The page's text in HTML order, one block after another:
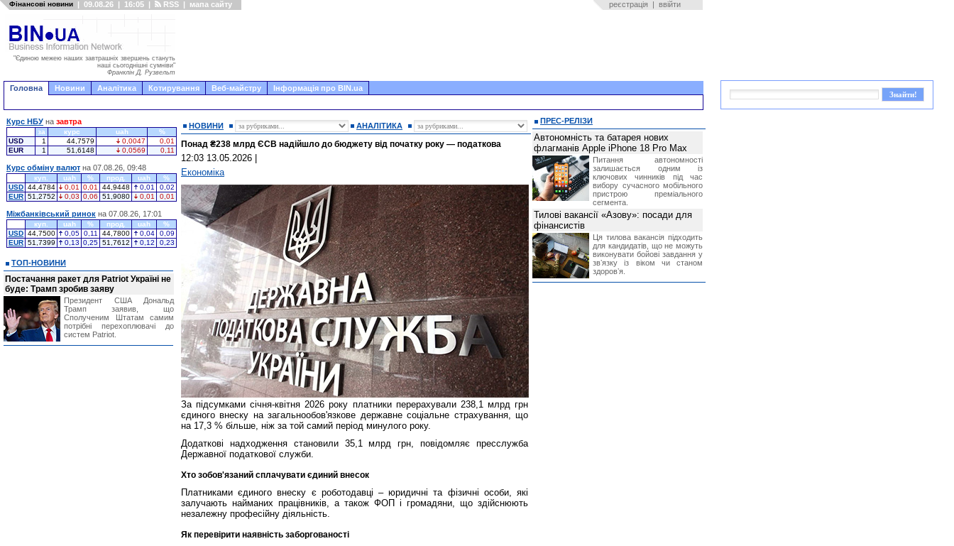
Фінансові новини | 09.08.26 | 16:05 | RSS | мапа сайту реєстрація | ввійти
"Єдиною межею наших завтрашніх звершень стануть
наші сьогоднішні сумніви"
Франклін Д. Рузвельт
Головна Новини Аналітика Котирування Веб-майстру Інформація про BIN.ua
НОВИНИ АНАЛІТИКА
Понад ₴238 млрд ЄСВ надійшло до бюджету від початку року — податкова
12:03 13.05.2026
Економіка
За підсумками січня-квітня 2026 року платники перерахували 238,1 млрд грн
єдиного внеску на загальнообов'язкове державне соціальне страхування, що
на 17,3 % більше, ніж за той самий період минулого року.
Додаткові надходження становили 35,1 млрд грн, повідомляє пресслужба
Державної податкової служби.
Хто зобов'язаний сплачувати єдиний внесок
Платниками єдиного внеску є роботодавці ‒ юридичні та фізичні особи, які
залучають найманих працівників, а також ФОП і громадяни, що здійснюють
незалежну професійну діяльність.
Як перевірити наявність заборгованості
Курс НБУ на завтра
за курс uah
%
USD
1 44,7579 0,0047
0,01
EUR
1 51,6148 0,0569 0,11
Курс обміну валют на 07.08.26, 09:48
куп. uah % прод. uah
%
USD 44,4784 0,01 0,01 44,9448 0,01
0,02
EUR 51,2752 0,03 0,06 51,9080 0,01 0,01
Міжбанківський ринок на 07.08.26, 17:01
куп. uah % прод. uah
%
USD 44,7500 0,05 0,11 44,7800 0,04
0,09
EUR 51,7399 0,13 0,25 51,7612 0,12 0,23
ТОП-НОВИНИ
Постачання ракет для Patriot Україні не
буде: Трамп зробив заяву
Президент США Дональд
Трамп заявив, що
Сполученим Штатам самим
потрібні перехоплювачі до
систем Patriot.
ПРЕС-РЕЛІЗИ
Автономність та батарея нових
флагманів Apple iPhone 18 Pro Max
Питання автономності
залишається одним із
ключових чинників під час
вибору сучасного мобільного
пристрою преміального
сегмента.
Тилові вакансії «Азову»: посади для
фінансистів
Ця тилова вакансія підходить
для кандидатів, що не можуть
виконувати бойові завдання у
звʼязку із віком чи станом
здоровʼя.